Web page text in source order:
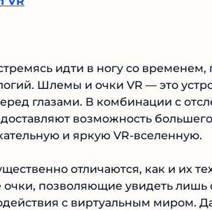
идти в ногу со временем,
Шлемы и очки VR — это
глазами. В комбинации с
возможность
и яркую VR-вселенную.
отличаются, как и их
очки, позволяющие увидеть
с виртуальным миром.